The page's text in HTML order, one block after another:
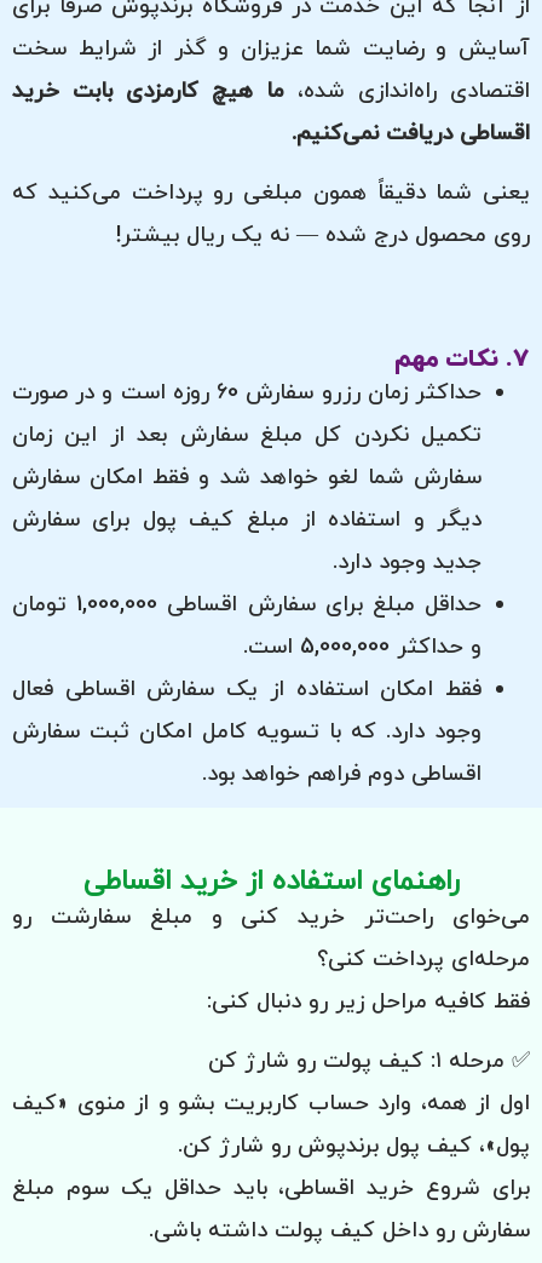
از آنجا که این خدمت در فروشگاه برندپوش صرفاً برای
آسایش و رضایت شما عزیزان و گذر از شرایط سخت
اقتصادی راه‌اندازی شده، ما هیچ کارمزدی بابت خرید
اقساطی دریافت نمی‌کنیم.
یعنی شما دقیقاً همون مبلغی رو پرداخت می‌کنید که
روی محصول درج شده — نه یک ریال بیشتر!
7. نکات مهم
حداکثر زمان رزرو سفارش 60 روزه است و در صورت
تکمیل نکردن کل مبلغ سفارش بعد از این زمان
سفارش شما لغو خواهد شد و فقط امکان سفارش
دیگر و استفاده از مبلغ کیف پول برای سفارش
جدید وجود دارد.
حداقل مبلغ برای سفارش اقساطی 1,000,000 تومان
و حداکثر 5,000,000 است.
فقط امکان استفاده از یک سفارش اقساطی فعال
وجود دارد. که با تسویه کامل امکان ثبت سفارش
اقساطی دوم فراهم خواهد بود.
راهنمای استفاده از خرید اقساطی
می‌خوای راحت‌تر خرید کنی و مبلغ سفارشت رو
مرحله‌ای پرداخت کنی؟
فقط کافیه مراحل زیر رو دنبال کنی:
✅ مرحله ۱: کیف پولت رو شارژ کن
اول از همه، وارد حساب کاربریت بشو و از منوی «کیف
پول»، کیف پول برندپوش رو شارژ کن.
برای شروع خرید اقساطی، باید حداقل یک سوم مبلغ
سفارش رو داخل کیف پولت داشته باشی.